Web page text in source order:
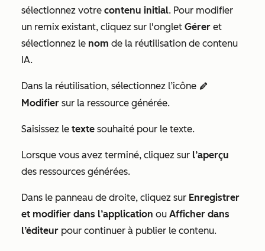
sélectionnez votre contenu initial. Pour modifier
un remix existant, cliquez sur l'onglet Gérer et
sélectionnez le nom de la réutilisation de contenu
IA.
Dans la réutilisation, sélectionnez l’icône editIcon
Modifier sur la ressource générée.
Saisissez le texte souhaité pour le texte.
Lorsque vous avez terminé, cliquez sur l’aperçu
des ressources générées.
Dans le panneau de droite, cliquez sur Enregistrer
et modifier dans l’application ou Afficher dans
l’éditeur pour continuer à publier le contenu.